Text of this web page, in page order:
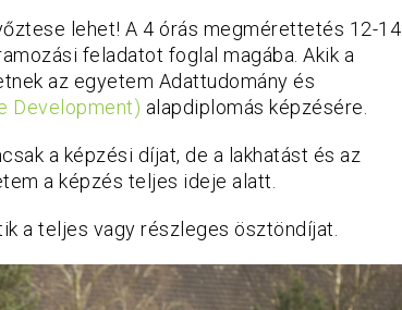
lehet! A 4 órás megmérettetés 12-14
feladatot foglal magába. Akik a
az egyetem Adattudomány és
Development) alapdiplomás képzésére.
a képzési díjat, de a lakhatást és az
a képzés teljes ideje alatt.
a teljes vagy részleges ösztöndíjat.